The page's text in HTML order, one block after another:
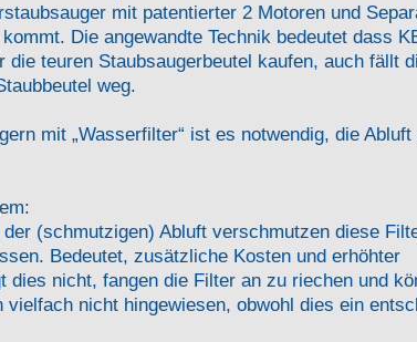
mit patentierter 2 Motoren und
Die angewandte Technik bedeutet dass
teuren Staubsaugerbeutel kaufen, auch fällt
weg.
mit „Wasserfilter“ ist es notwendig, die Abluft
(schmutzigen) Abluft verschmutzen diese
Bedeutet, zusätzliche Kosten und erhöhter
dies nicht, fangen die Filter an zu riechen und
nicht hingewiesen, obwohl dies ein